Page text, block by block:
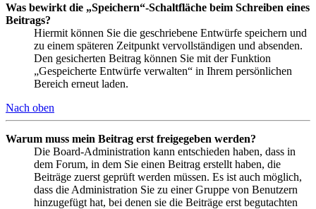
Was bewirkt die „Speichern“-Schaltfläche beim Schreiben eines
Beitrags?
Hiermit können Sie die geschriebene Entwürfe speichern und
zu einem späteren Zeitpunkt vervollständigen und absenden.
Den gesicherten Beitrag können Sie mit der Funktion
„Gespeicherte Entwürfe verwalten“ in Ihrem persönlichen
Bereich erneut laden.
Nach oben
Warum muss mein Beitrag erst freigegeben werden?
Die Board-Administration kann entschieden haben, dass in
dem Forum, in dem Sie einen Beitrag erstellt haben, die
Beiträge zuerst geprüft werden müssen. Es ist auch möglich,
dass die Administration Sie zu einer Gruppe von Benutzern
hinzugefügt hat, bei denen sie die Beiträge erst begutachten